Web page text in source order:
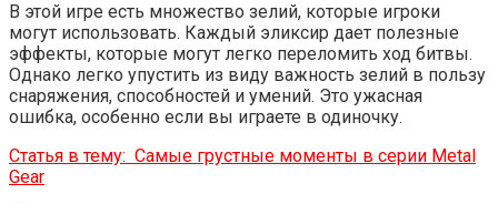
В этой игре есть множество зелий, которые игроки
могут использовать. Каждый эликсир дает полезные
эффекты, которые могут легко переломить ход битвы.
Однако легко упустить из виду важность зелий в пользу
снаряжения, способностей и умений. Это ужасная
ошибка, особенно если вы играете в одиночку.
Статья в тему: Самые грустные моменты в серии Metal
Gear